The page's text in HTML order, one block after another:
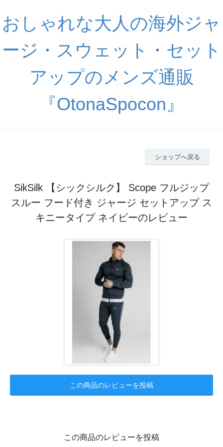
おしゃれな大人の海外ジャ
ージ・スウェット・セット
アップのメンズ通販
『OtonaSpocon』
ショップへ戻る
SikSilk 【シックシルク】 Scope フルジップ
スルー フード付き ジャージ セットアップ ス
キニータイプ ネイビーのレビュー
この商品のレビューを投稿
この商品のレビューを投稿